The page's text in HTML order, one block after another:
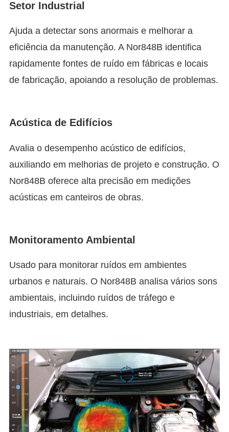
Setor Industrial
Ajuda a detectar sons anormais e melhorar a
eficiência da manutenção. A Nor848B identifica
rapidamente fontes de ruído em fábricas e locais
de fabricação, apoiando a resolução de problemas.
Acústica de Edifícios
Avalia o desempenho acústico de edifícios,
auxiliando em melhorias de projeto e construção. O
Nor848B oferece alta precisão em medições
acústicas em canteiros de obras.
Monitoramento Ambiental
Usado para monitorar ruídos em ambientes
urbanos e naturais. O Nor848B analisa vários sons
ambientais, incluindo ruídos de tráfego e
industriais, em detalhes.